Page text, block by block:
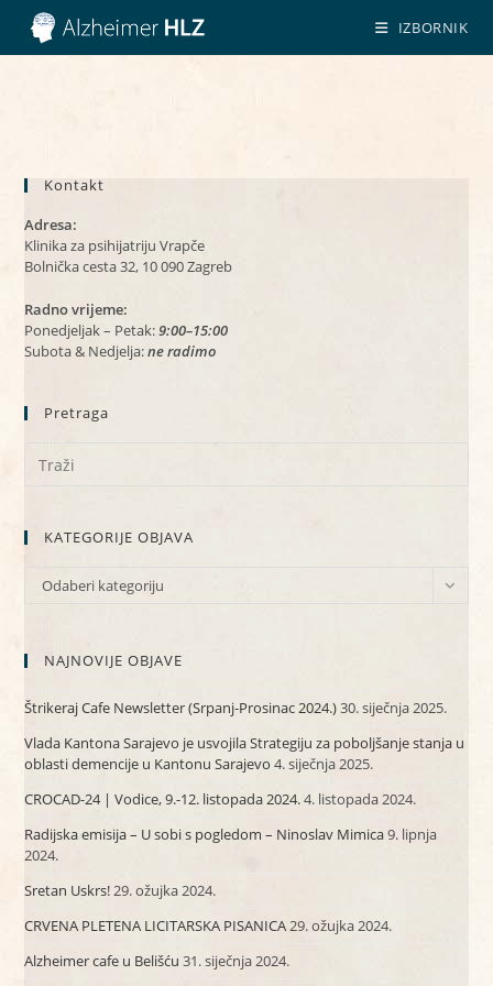
Preskoči
sadržaj
IZBORNIK
Kontakt
Adresa:
Klinika za psihijatriju Vrapče
Bolnička cesta 32, 10 090 Zagreb
Radno vrijeme:
Ponedjeljak – Petak:9:00–15:00
Subota & Nedjelja:ne radimo
Pretraga
KATEGORIJE OBJAVA
KATEGORIJE
Odaberi kategoriju
NAJNOVIJE OBJAVE
Štrikeraj Cafe Newsletter (Srpanj-Prosinac 2024.)30. siječnja 2025.
Vlada Kantona Sarajevo je usvojila Strategiju za poboljšanje stanja u
oblasti demencije u Kantonu Sarajevo 4. siječnja 2025.
CROCAD-24 | Vodice, 9.-12. listopada 2024.4. listopada 2024.
Radijska emisija – U sobi s pogledom – Ninoslav Mimica9. lipnja
2024.
Sretan Uskrs!29. ožujka 2024.
CRVENA PLETENA LICITARSKA PISANICA29. ožujka 2024.
Alzheimer cafe u Belišću 31. siječnja 2024.